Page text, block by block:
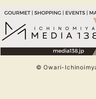
© Owari-